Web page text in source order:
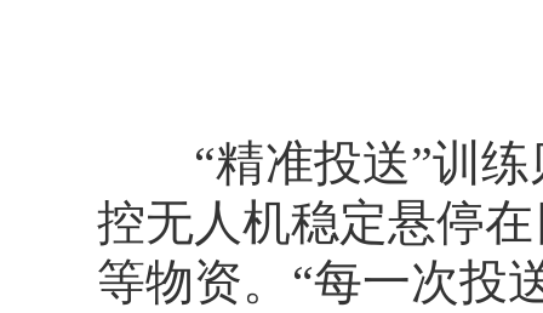
“精准投送”训练
控无人机稳定悬停
等物资。“每一次投